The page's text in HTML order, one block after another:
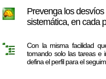
Prevenga los
sistemática, en cada
Con la misma facilidad
tomando solo las tareas e
defina el perfil para el